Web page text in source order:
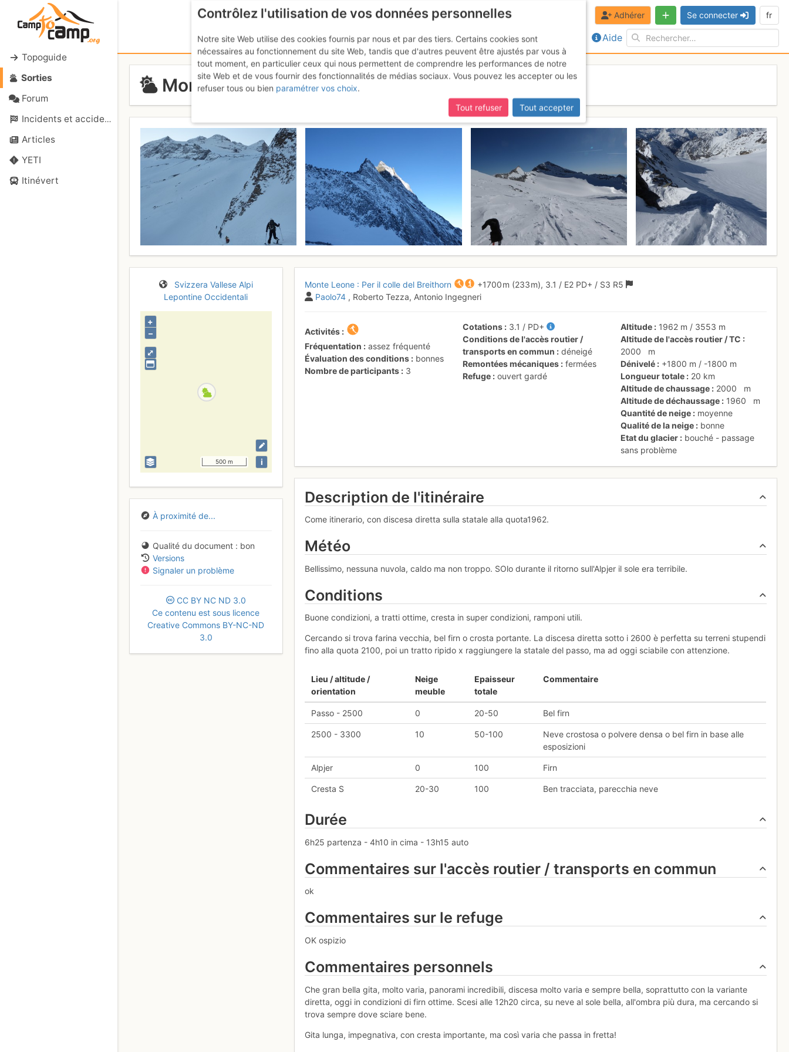
Topoguide
Sorties
Forum
Incidents et accidents
Articles
YETI
Itinévert
Aide
Adhérer Se connecter fr
Monte Leone : Per il colle del Breithorn
Svizzera Vallese Alpi
Lepontine Occidentali
⤢
+
–
500 m i
À proximité de...
Qualité du document
bon
Versions
Signaler un problème
CC BY NC ND 3.0
Ce contenu est sous licence
Creative Commons BY-NC-ND
3.0
Monte Leone : Per il colle del Breithorn +1700 m (233 m), 3.1 / E2 PD+ / S3 R5
Paolo74 , Roberto Tezza, Antonio Ingegneri
Activités
Fréquentation
assez fréquenté
Évaluation des conditions
bonnes
Nombre de participants
3
Cotations 3.1 / PD+
Conditions de l'accès routier /
transports en commun
déneigé
Remontées mécaniques
fermées
Refuge
ouvert gardé
Altitude 1962 m / 3553 m
Altitude de l'accès routier / TC
2000
m
Dénivelé
+1800 m / -1800 m
Longueur totale
20 km
Altitude de chaussage
2000
m
Altitude de déchaussage
1960
m
Quantité de neige
moyenne
Qualité de la neige
bonne
Etat du glacier
bouché - passage
sans problème
Description de l'itinéraire
Come itinerario, con discesa diretta sulla statale alla quota1962.
Météo
Bellissimo, nessuna nuvola, caldo ma non troppo. SOlo durante il ritorno sull'Alpjer il sole era terribile.
Conditions
Buone condizioni, a tratti ottime, cresta in super condizioni, ramponi utili.
Cercando si trova farina vecchia, bel firn o crosta portante. La discesa diretta sotto i 2600 è perfetta su terreni stupendi
fino alla quota 2100, poi un tratto ripido x raggiungere la statale del passo, ma ad oggi sciabile con attenzione.
Lieu / altitude /
orientation
Neige
meuble
Epaisseur
totale
Commentaire
Passo - 2500 0 20-50 Bel firn
2500 - 3300 10 50-100
Neve crostosa o polvere densa o bel firn in base alle
esposizioni
Alpjer 0 100 Firn
Cresta S 20-30 100 Ben tracciata, parecchia neve
Durée
6h25 partenza - 4h10 in cima - 13h15 auto
Commentaires sur l'accès routier / transports en commun
ok
Commentaires sur le refuge
OK ospizio
Commentaires personnels
Che gran bella gita, molto varia, panorami incredibili, discesa molto varia e sempre bella, soprattutto con la variante
diretta, oggi in condizioni di firn ottime. Scesi alle 12h20 circa, su neve al sole bella, all'ombra più dura, ma cercando si
trova sempre dove sciare bene.
Gita lunga, impegnativa, con cresta importante, ma così varia che passa in fretta!
Contrôlez l'utilisation de vos données personnelles
Notre site Web utilise des cookies fournis par nous et par des tiers. Certains cookies sont
nécessaires au fonctionnement du site Web, tandis que d'autres peuvent être ajustés par vous à
tout moment, en particulier ceux qui nous permettent de comprendre les performances de notre
site Web et de vous fournir des fonctionnalités de médias sociaux. Vous pouvez les accepter ou les
refuser tous ou bien paramétrer vos choix.
Tout refuser
Tout accepter